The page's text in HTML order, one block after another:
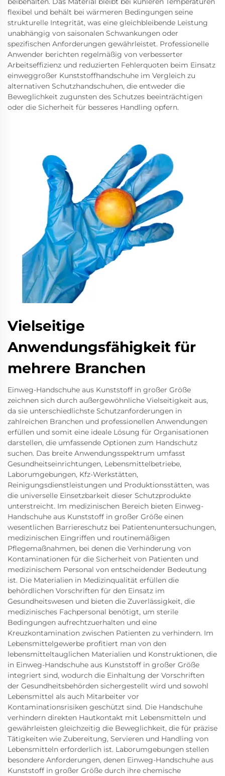
flexibel und behält bei wärmeren Bedingungen seine
strukturelle Integrität, was eine gleichbleibende Leistung
unabhängig von saisonalen Schwankungen oder
spezifischen Anforderungen gewährleistet. Professionelle
Anwender berichten regelmäßig von verbesserter
Arbeitseffizienz und reduzierten Fehlerquoten beim Einsatz
einweggroßer Kunststoffhandschuhe im Vergleich zu
alternativen Schutzhandschuhen, die entweder die
Beweglichkeit zugunsten des Schutzes beeinträchtigen
oder die Sicherheit für besseres Handling opfern.
Vielseitige
Anwendungsfähigkeit für
mehrere Branchen
Einweg-Handschuhe aus Kunststoff in großer Größe
zeichnen sich durch außergewöhnliche Vielseitigkeit aus,
da sie unterschiedlichste Schutzanforderungen in
zahlreichen Branchen und professionellen Anwendungen
erfüllen und somit eine ideale Lösung für Organisationen
darstellen, die umfassende Optionen zum Handschutz
suchen. Das breite Anwendungsspektrum umfasst
Gesundheitseinrichtungen, Lebensmittelbetriebe,
Laborumgebungen, Kfz-Werkstätten,
Reinigungsdienstleistungen und Produktionsstätten, was
die universelle Einsetzbarkeit dieser Schutzprodukte
unterstreicht. Im medizinischen Bereich bieten Einweg-
Handschuhe aus Kunststoff in großer Größe einen
wesentlichen Barriereschutz bei Patientenuntersuchungen,
medizinischen Eingriffen und routinemäßigen
Pflegemaßnahmen, bei denen die Verhinderung von
Kontaminationen für die Sicherheit von Patienten und
medizinischem Personal von entscheidender Bedeutung
ist. Die Materialien in Medizinqualität erfüllen die
behördlichen Vorschriften für den Einsatz im
Gesundheitswesen und bieten die Zuverlässigkeit, die
medizinisches Fachpersonal benötigt, um sterile
Bedingungen aufrechtzuerhalten und eine
Kreuzkontamination zwischen Patienten zu verhindern. Im
Lebensmittelgewerbe profitiert man von den
lebensmitteltauglichen Materialien und Konstruktionen, die
in Einweg-Handschuhe aus Kunststoff in großer Größe
integriert sind, wodurch die Einhaltung der Vorschriften
der Gesundheitsbehörden sichergestellt wird und sowohl
Lebensmittel als auch Mitarbeiter vor
Kontaminationsrisiken geschützt sind. Die Handschuhe
verhindern direkten Hautkontakt mit Lebensmitteln und
gewährleisten gleichzeitig die Beweglichkeit, die für präzise
Tätigkeiten wie Zubereitung, Servieren und Handling von
Lebensmitteln erforderlich ist. Laborumgebungen stellen
besondere Anforderungen, denen Einweg-Handschuhe aus
Kunststoff in großer Größe durch ihre chemische